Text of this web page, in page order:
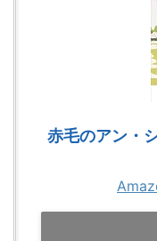
赤毛のアン・